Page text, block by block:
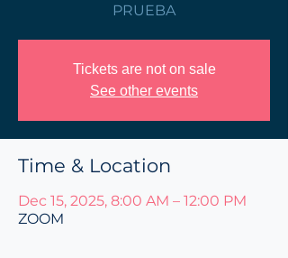
PRUEBA
Tickets are not on sale
See other events
Time & Location
Dec 15, 2025, 8:00 AM – 12:00 PM
ZOOM